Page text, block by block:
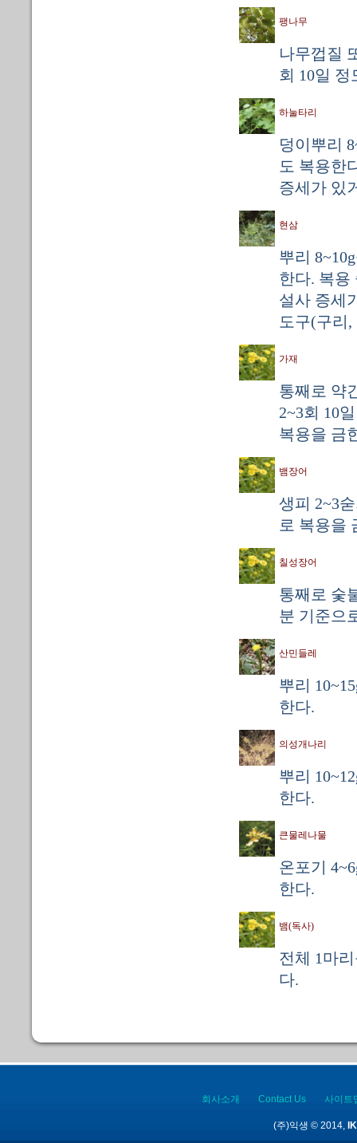
팽나무
나무껍질
회 10일 정
하눌타리
덩이뿌리
도 복용한
증세가 있
현삼
뿌리
한다. 복용
설사 증세
도구(구리
가재
통째로 약
2~3회 10
복용을 금
뱀장어
생피 2~3
로 복용을
칠성장어
통째로 숯
분 기준으
산민들레
뿌리
한다.
의성개나리
뿌리
한다.
큰물레나물
온포기
한다.
뱀(독사)
전체 1마
다.
회사소개 Contact Us 사이트
(주)익생 © 2014,